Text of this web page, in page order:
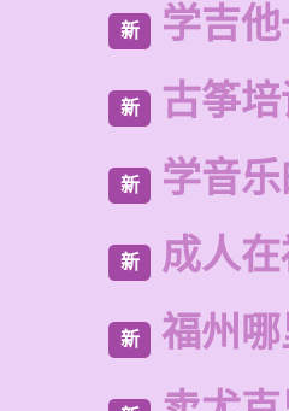
新 学吉
新 古筝
新 学音
新 成人
新 福州